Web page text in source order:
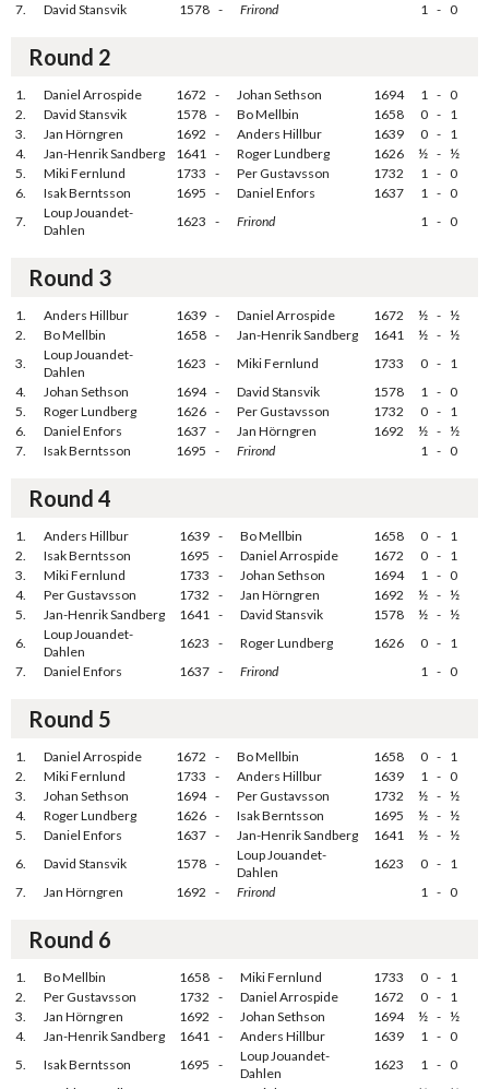
7.
David Stansvik 1578 - Frirond 1 - 0
Round 2
1. Daniel Arrospide 1672 - Johan Sethson 1694 1 - 0
2.
David Stansvik 1578 - Bo Mellbin 1658 0 - 1
3.
Jan Hörngren 1692 - Anders Hillbur 1639 0 - 1
4.
Jan-Henrik Sandberg 1641 - Roger Lundberg 1626 ½ - ½
5.
Miki Fernlund 1733 - Per Gustavsson 1732 1 - 0
6.
Isak Berntsson 1695 - Daniel Enfors 1637 1 - 0
7.
Loup Jouandet-
Dahlen
1623 - Frirond 1 - 0
Round 3
1. Anders Hillbur 1639 - Daniel Arrospide 1672 ½ - ½
2.
Bo Mellbin 1658 - Jan-Henrik Sandberg 1641 ½ - ½
3.
Loup Jouandet-
Dahlen
1623 - Miki Fernlund 1733 0 - 1
4.
Johan Sethson 1694 - David Stansvik 1578 1 - 0
5.
Roger Lundberg 1626 - Per Gustavsson 1732 0 - 1
6.
Daniel Enfors 1637 - Jan Hörngren 1692 ½ - ½
7.
Isak Berntsson 1695 - Frirond 1 - 0
Round 4
1. Anders Hillbur 1639 - Bo Mellbin 1658 0 - 1
2.
Isak Berntsson 1695 - Daniel Arrospide 1672 0 - 1
3.
Miki Fernlund 1733 - Johan Sethson 1694 1 - 0
4.
Per Gustavsson 1732 - Jan Hörngren 1692 ½ - ½
5.
Jan-Henrik Sandberg 1641 - David Stansvik 1578 ½ - ½
6.
Loup Jouandet-
Dahlen
1623 - Roger Lundberg 1626 0 - 1
7.
Daniel Enfors 1637 - Frirond 1 - 0
Round 5
1. Daniel Arrospide 1672 - Bo Mellbin 1658 0 - 1
2.
Miki Fernlund 1733 - Anders Hillbur 1639 1 - 0
3.
Johan Sethson 1694 - Per Gustavsson 1732 ½ - ½
4.
Roger Lundberg 1626 - Isak Berntsson 1695 ½ - ½
5.
Daniel Enfors 1637 - Jan-Henrik Sandberg 1641 ½ - ½
6.
David Stansvik 1578 -
Loup Jouandet-
Dahlen
1623 0 - 1
7.
Jan Hörngren 1692 - Frirond 1 - 0
Round 6
1. Bo Mellbin 1658 - Miki Fernlund 1733 0 - 1
2.
Per Gustavsson 1732 - Daniel Arrospide 1672 0 - 1
3.
Jan Hörngren 1692 - Johan Sethson 1694 ½ - ½
4.
Jan-Henrik Sandberg 1641 - Anders Hillbur 1639 1 - 0
5.
Isak Berntsson 1695 -
Loup Jouandet-
Dahlen
1623 1 - 0